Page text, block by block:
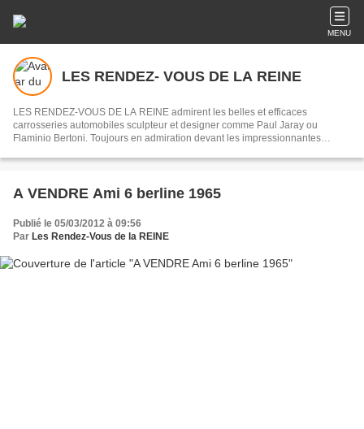
MENU
LES RENDEZ- VOUS DE LA REINE
LES RENDEZ-VOUS DE LA REINE admirent les belles et efficaces
carrosseries automobiles sculpteur et designer comme Paul Jaray ou
Flaminio Bertoni. Toujours en admiration devant les impressionnantes
souvenirs des courses du Mans ou de la Can - Am.
A VENDRE Ami 6 berline 1965
Publié le 05/03/2012 à 09:56
Par Les Rendez-Vous de la REINE